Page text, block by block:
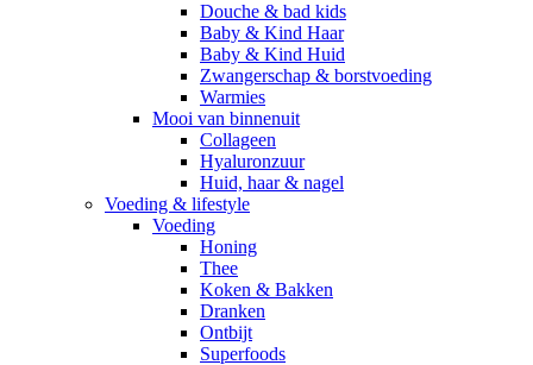
Douche & bad kids
Baby & Kind Haar
Baby & Kind Huid
Zwangerschap & borstvoeding
Warmies
Mooi van binnenuit
Collageen
Hyaluronzuur
Huid, haar & nagel
Voeding & lifestyle
Voeding
Honing
Thee
Koken & Bakken
Dranken
Ontbijt
Superfoods